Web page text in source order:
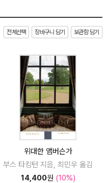
전체선택 장바구니 담기 보관함 담기
위대한 앰버슨가
부스 타킹턴 지음, 최민우 옮김
14,400원 (10%)